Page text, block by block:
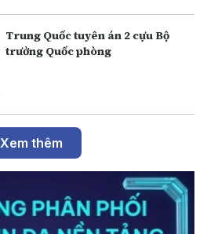
Trung Quốc tuyên án 2 cựu Bộ
trưởng Quốc phòng
Xem thêm